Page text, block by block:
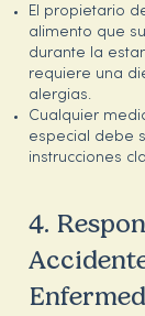
El propietario
alimento que
durante la
requiere una
alergias.
Cualquier
especial debe
instrucciones
4.